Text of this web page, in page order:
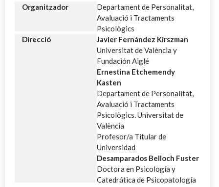
Organitzador
Departament de Personalitat,
Avaluació i Tractaments
Psicològics
Direcció
Javier Fernández Kirszman
Universitat de València y
Fundación Aiglé
Ernestina Etchemendy
Kasten
Departament de Personalitat,
Avaluació i Tractaments
Psicològics. Universitat de
València
Profesor/a Titular de
Universidad
Desamparados Belloch Fuster
Doctora en Psicología y
Catedrática de Psicopatología